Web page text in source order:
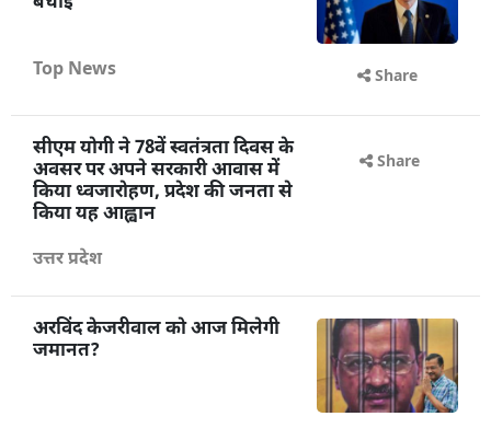
Top News Share
सीएम योगी ने 78वें स्वतंत्रता दिवस के
अवसर पर अपने सरकारी आवास में
किया ध्वजारोहण, प्रदेश की जनता से
किया यह आह्वान
उत्तर प्रदेश
अरविंद केजरीवाल को आज मिलेगी
जमानत?